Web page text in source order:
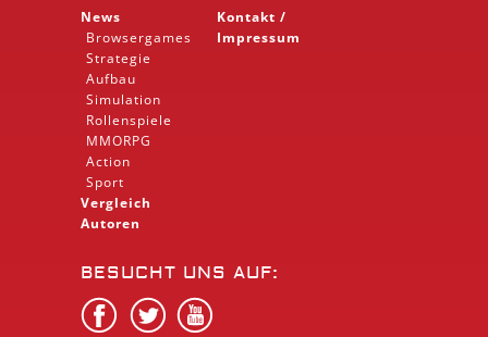
News
Browsergames
Strategie
Aufbau
Simulation
Rollenspiele
MMORPG
Action
Sport
Vergleich
Autoren
Kontakt /
Impressum
BESUCHT UNS AUF: